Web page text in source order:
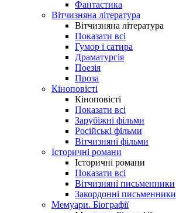
Фантастика
Вітчизняна література
Вітчизняна література
Показати всі
Гумор і сатира
Драматургія
Поезія
Проза
Кіноповісті
Кіноповісті
Показати всі
Зарубіжні фільми
Російські фільми
Вітчизняні фільми
Історичні романи
Історичні романи
Показати всі
Вітчизняні письменники
Закордонні письменники
Мемуари. Біографії